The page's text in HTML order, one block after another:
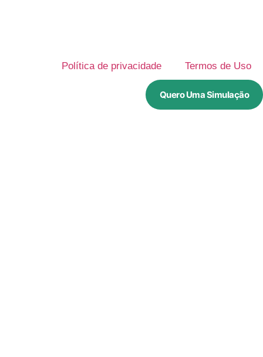
Política de privacidade Termos de Uso
Quero Uma Simulação